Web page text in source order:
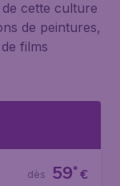
cette culture
de peintures,
films
€
59*
dès